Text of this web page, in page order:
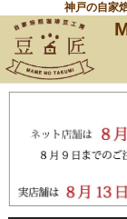
神戸の自家